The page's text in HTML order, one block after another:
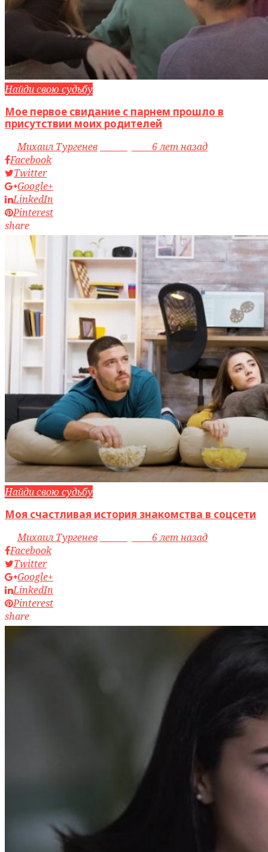
Найди свою судьбу
Мое первое свидание с парнем прошло в
присутствии моих родителей
byМихаил Тургенев
6 лет назад
Facebook
Twitter
Google+
LinkedIn
Pinterest
share
Найди свою судьбу
Моя счастливая история знакомства в соцсети
byМихаил Тургенев
6 лет назад
Facebook
Twitter
Google+
LinkedIn
Pinterest
share